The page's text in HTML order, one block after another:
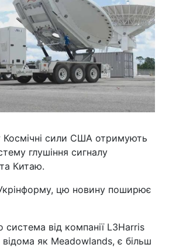
Космічні сили США отримують
глушіння сигналу
та Китаю.
цю новину поширює
система від компанії L3Harris
як Meadowlands, є більш